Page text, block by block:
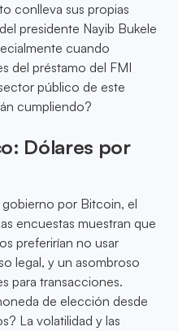
conlleva sus propias
presidente Nayib Bukele
cuando
del préstamo del FMI
público de este
cumpliendo?
Dólares por
gobierno por Bitcoin, el
encuestas muestran que
preferirían no usar
legal, y un asombroso
para transacciones.
de elección desde
La volatilidad y las